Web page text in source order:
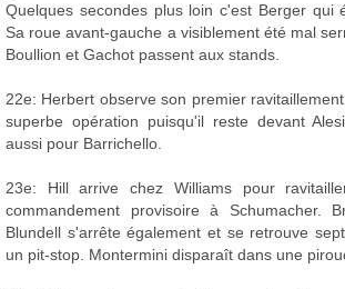
Quelques secondes plus loin c'est Berger qui
Sa roue avant-gauche a visiblement été mal
Boullion et Gachot passent aux stands.
22e: Herbert observe son premier
superbe opération puisqu'il reste devant
aussi pour Barrichello.
23e: Hill arrive chez Williams pour
commandement provisoire à Schumacher.
Blundell s'arrête également et se retrouve
un pit-stop. Montermini disparaît dans une